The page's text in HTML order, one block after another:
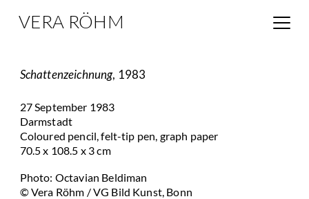
VERA RÖHM
Schattenzeichnung, 1983
27 September 1983
Darmstadt
Coloured pencil, felt-tip pen, graph paper
70.5 x 108.5 x 3 cm
Photo: Octavian Beldiman
© Vera Röhm / VG Bild Kunst, Bonn